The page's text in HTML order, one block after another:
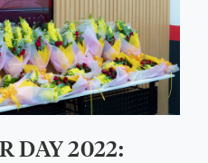
DAY 2022: